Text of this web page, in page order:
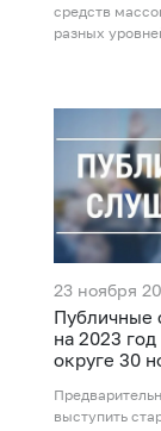
средств
разных
23 ноября
Публичные
на 2023
округе 30
выступить